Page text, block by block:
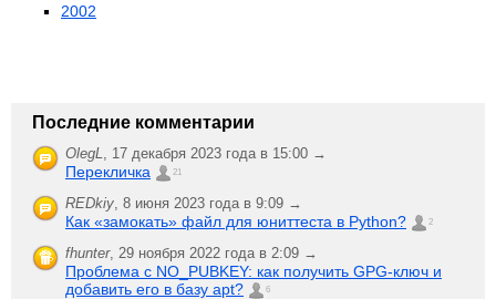
2002
Последние комментарии
OlegL, 17 декабря 2023 года в 15:00 →
Перекличка 21
REDkiy, 8 июня 2023 года в 9:09 →
Как «замокать» файл для юниттеста в Python? 2
fhunter, 29 ноября 2022 года в 2:09 →
Проблема с NO_PUBKEY: как получить GPG-ключ и
добавить его в базу apt?
6